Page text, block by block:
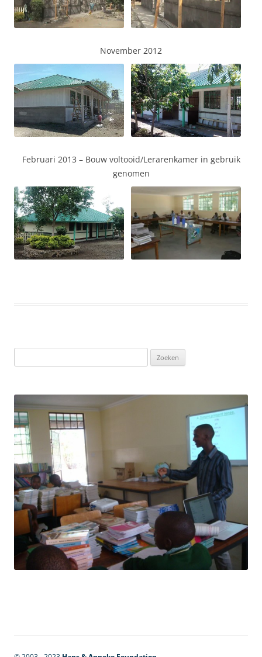
November 2012
Februari 2013 – Bouw voltooid/Lerarenkamer in gebruik
genomen
naar: